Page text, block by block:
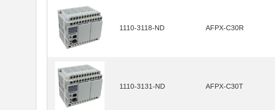
1110-3118-ND AFPX-C30R
1110-3131-ND AFPX-C30T